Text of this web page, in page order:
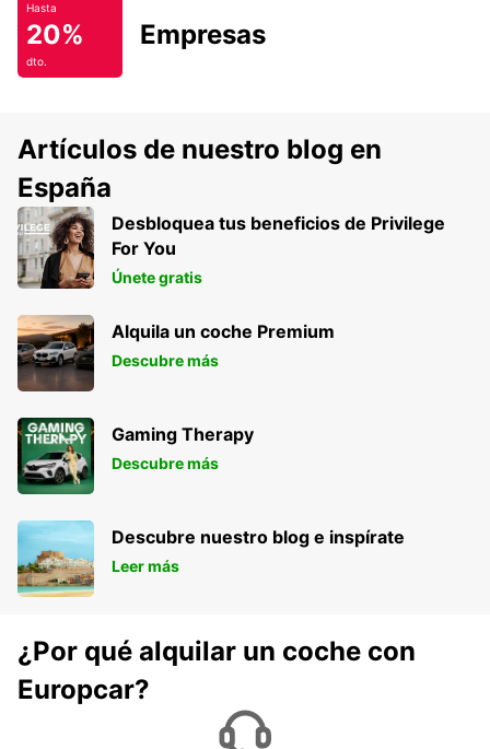
Hasta
20%
dto.
Empresas
Artículos de nuestro blog en
España
Desbloquea tus beneficios de Privilege
For You
Únete gratis
Alquila un coche Premium
Descubre más
Gaming Therapy
Descubre más
Descubre nuestro blog e inspírate
Leer más
¿Por qué alquilar un coche con
Europcar?